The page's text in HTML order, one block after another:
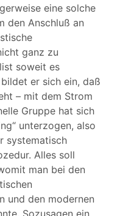
eine solche
den Anschluß an
ganz zu
soweit es
er sich ein, daß
– mit dem Strom
Gruppe hat sich
unterzogen, also
systematisch
Alles soll
man bei den
und den modernen
Sozusagen ein